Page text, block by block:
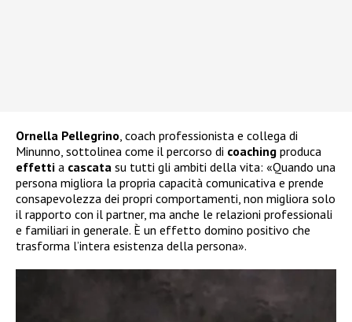
Ornella Pellegrino, coach professionista e collega di
Minunno, sottolinea come il percorso di coaching produca
effetti a cascata su tutti gli ambiti della vita: «Quando una
persona migliora la propria capacità comunicativa e prende
consapevolezza dei propri comportamenti, non migliora solo
il rapporto con il partner, ma anche le relazioni professionali
e familiari in generale. È un effetto domino positivo che
trasforma l’intera esistenza della persona».